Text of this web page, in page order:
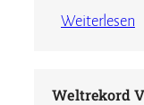
Weiterlesen
Weltrekord